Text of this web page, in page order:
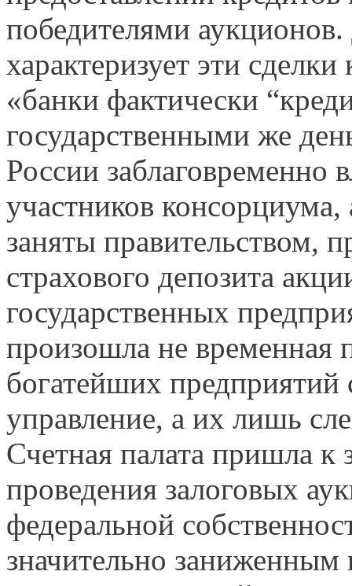
победителями
характеризует эти
«банки фактически
государственными же
России заблаговременно
участников
заняты правительством,
страхового депозита
государственных
произошла не временная
богатейших предприятий
управление, а их лишь
Счетная палата пришла к
проведения залоговых
федеральной
значительно